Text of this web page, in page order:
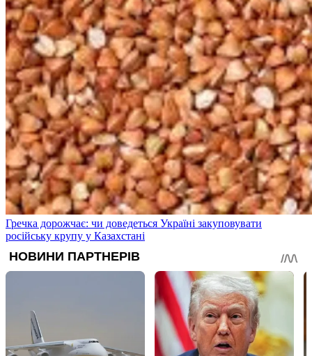
Гречка дорожчає: чи доведеться Україні закуповувати
російську крупу у Казахстані